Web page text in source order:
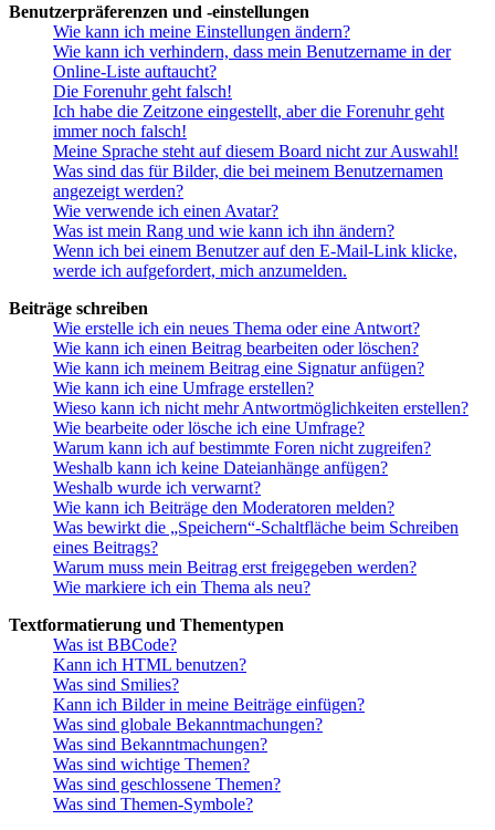
Benutzerpräferenzen und -einstellungen
Wie kann ich meine Einstellungen ändern?
Wie kann ich verhindern, dass mein Benutzername in der
Online-Liste auftaucht?
Die Forenuhr geht falsch!
Ich habe die Zeitzone eingestellt, aber die Forenuhr geht
immer noch falsch!
Meine Sprache steht auf diesem Board nicht zur Auswahl!
Was sind das für Bilder, die bei meinem Benutzernamen
angezeigt werden?
Wie verwende ich einen Avatar?
Was ist mein Rang und wie kann ich ihn ändern?
Wenn ich bei einem Benutzer auf den E-Mail-Link klicke,
werde ich aufgefordert, mich anzumelden.
Beiträge schreiben
Wie erstelle ich ein neues Thema oder eine Antwort?
Wie kann ich einen Beitrag bearbeiten oder löschen?
Wie kann ich meinem Beitrag eine Signatur anfügen?
Wie kann ich eine Umfrage erstellen?
Wieso kann ich nicht mehr Antwortmöglichkeiten erstellen?
Wie bearbeite oder lösche ich eine Umfrage?
Warum kann ich auf bestimmte Foren nicht zugreifen?
Weshalb kann ich keine Dateianhänge anfügen?
Weshalb wurde ich verwarnt?
Wie kann ich Beiträge den Moderatoren melden?
Was bewirkt die „Speichern“-Schaltfläche beim Schreiben
eines Beitrags?
Warum muss mein Beitrag erst freigegeben werden?
Wie markiere ich ein Thema als neu?
Textformatierung und Thementypen
Was ist BBCode?
Kann ich HTML benutzen?
Was sind Smilies?
Kann ich Bilder in meine Beiträge einfügen?
Was sind globale Bekanntmachungen?
Was sind Bekanntmachungen?
Was sind wichtige Themen?
Was sind geschlossene Themen?
Was sind Themen-Symbole?